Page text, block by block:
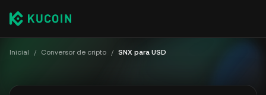
Inicial / Conversor de cripto / SNX para USD